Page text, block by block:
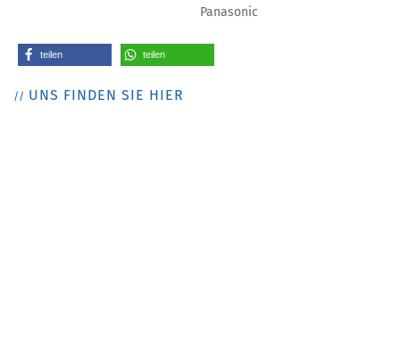
Panasonic
teilen teilen
UNS FINDEN SIE HIER